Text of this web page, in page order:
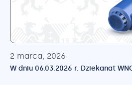
2 marca, 2026
W dniu 06.03.2026 r. Dziekanat